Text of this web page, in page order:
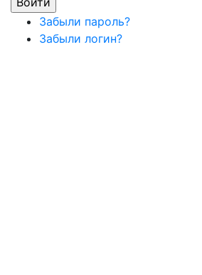
Забыли пароль?
Забыли логин?